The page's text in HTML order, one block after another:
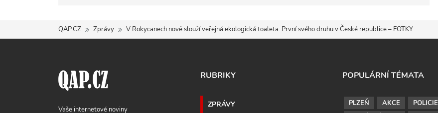
QAP.CZ Zprávy V Rokycanech nově slouží veřejná ekologická toaleta. První svého druhu v České republice – FOTKY
Vaše internetové noviny
RUBRIKY
ZPRÁVY
POPULÁRNÍ TÉMATA
PLZEŇ AKCE
POLICIE